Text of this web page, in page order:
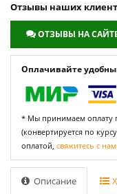
Отзывы наших
ОТЗЫВЫ НА
Оплачивайте
* Мы принимаем оплату
(конвертируется по
оплатой, свяжитесь с
Описание